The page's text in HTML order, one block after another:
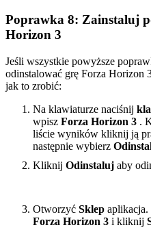
Poprawka 8: Zainstaluj
Horizon 3
Jeśli wszystkie powyższe
odinstalować grę Forza Horizon
jak to zrobić:
Na klawiaturze naciśnij
wpisz Forza Horizon 3 .
liście wyników kliknij ją
następnie wybierz
Kliknij Odinstaluj aby
Otworzyć Sklep
Forza Horizon 3 i kliknij